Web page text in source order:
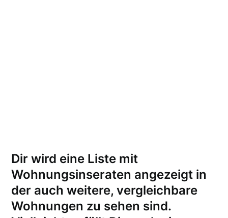
Dir wird eine Liste mit
Wohnungsinseraten angezeigt in
der auch weitere, vergleichbare
Wohnungen zu sehen sind.